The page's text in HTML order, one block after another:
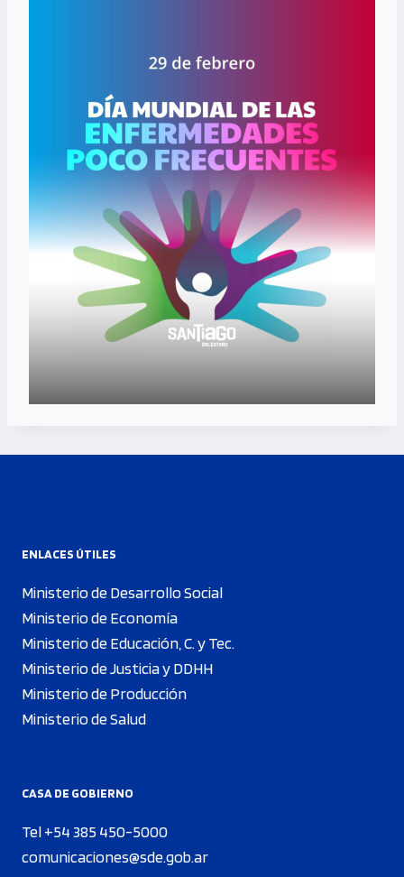
ENLACES ÚTILES
Ministerio de Desarrollo Social
Ministerio de Economía
Ministerio de Educación, C. y Tec.
Ministerio de Justicia y DDHH
Ministerio de Producción
Ministerio de Salud
CASA DE GOBIERNO
Tel +54 385 450-5000
comunicaciones@sde.gob.ar